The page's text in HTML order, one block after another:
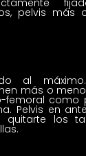
pelvis más
al
más o
femoral como
Pelvis en
quitarte los